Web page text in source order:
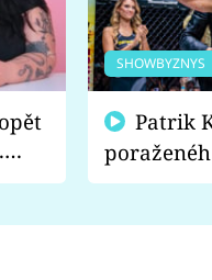
a
SHOWBYZNYS
fanoušci